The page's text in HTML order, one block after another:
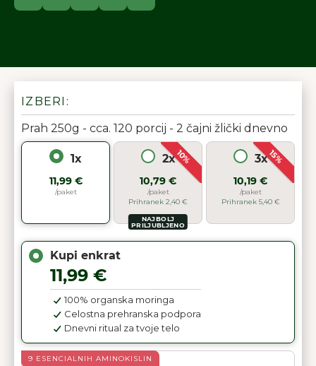
IZBERI:
Prah 250g - cca. 120 porcij - 2 čajni žlički dnevno
1x
11,99 €
/paket
10%
2x
10,79 €
/paket
Prihranek 2,40 €
NAJBOLJ
PRILJUBLJENO
15%
3x
10,19 €
/paket
Prihranek 5,40 €
9 ESENCIALNIH AMINOKISLIN
Kupi enkrat
11,99 €
100% organska moringa
Celostna prehranska podpora
Dnevni ritual za tvoje telo